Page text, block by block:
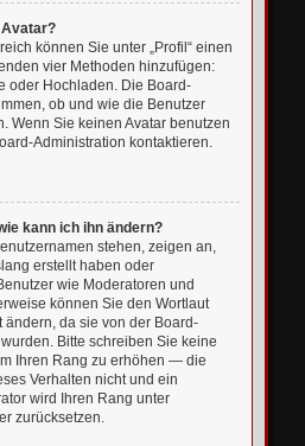
Avatar?
können Sie unter „Profil“ einen
vier Methoden hinzufügen:
oder Hochladen. Die Board-
ob und wie die Benutzer
Wenn Sie keinen Avatar benutzen
Administration kontaktieren.
kann ich ihn ändern?
stehen, zeigen an,
erstellt haben oder
wie Moderatoren und
können Sie den Wortlaut
da sie von der Board-
Bitte schreiben Sie keine
Ihren Rang zu erhöhen — die
Verhalten nicht und ein
wird Ihren Rang unter
zurücksetzen.